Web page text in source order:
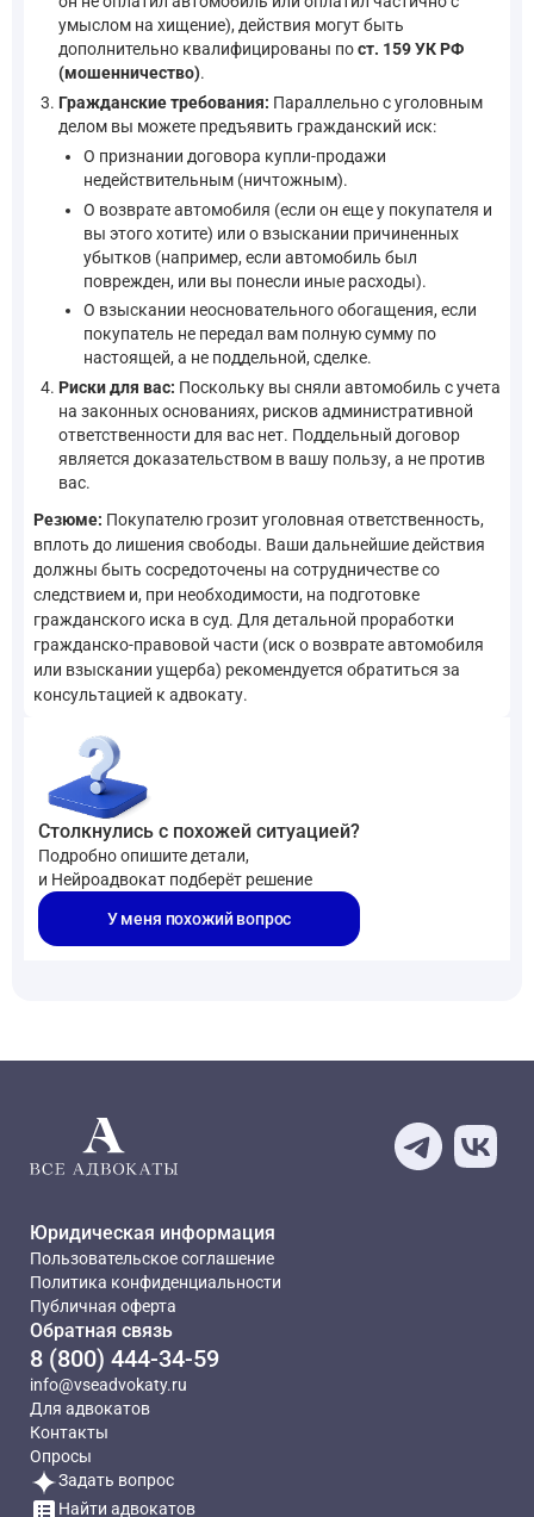
умыслом на хищение), действия могут быть
дополнительно квалифицированы пост. 159 УК РФ
(мошенничество).
Гражданские требования: Параллельно с уголовным
делом вы можете предъявить гражданский иск:
О признании договора купли-продажи
недействительным (ничтожным).
О возврате автомобиля (если он еще у покупателя и
вы этого хотите) или о взыскании причиненных
убытков (например, если автомобиль был
поврежден, или вы понесли иные расходы).
О взыскании неосновательного обогащения, если
покупатель не передал вам полную сумму по
настоящей, а не поддельной, сделке.
Риски для вас: Поскольку вы сняли автомобиль с учета
на законных основаниях, рисков административной
ответственности для вас нет. Поддельный договор
является доказательством в вашу пользу, а не против
вас.
Резюме: Покупателю грозит уголовная ответственность,
вплоть до лишения свободы. Ваши дальнейшие действия
должны быть сосредоточены на сотрудничестве со
следствием и, при необходимости, на подготовке
гражданского иска в суд. Для детальной проработки
гражданско-правовой части (иск о возврате автомобиля
или взыскании ущерба) рекомендуется обратиться за
консультацией к адвокату.
Столкнулись с похожей ситуацией?
Подробно опишите детали,
и Нейроадвокат подберёт решение
У меня похожий вопрос
Юридическая информация
Пользовательское соглашение
Политика конфиденциальности
Публичная оферта
Обратная связь
8 (800) 444-34-59
info@vseadvokaty.ru
Для адвокатов
Контакты
Опросы
Задать вопрос
Найти адвокатов